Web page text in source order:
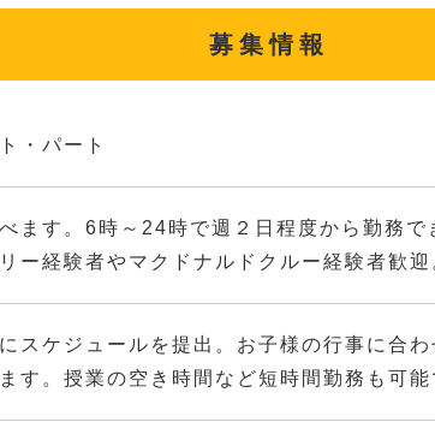
募集情報
・パート
ます。6時～24時で週２日程度から勤務
ー経験者やマクドナルドクルー経験者歓迎
スケジュールを提出。お子様の行事に合
す。授業の空き時間など短時間勤務も可能